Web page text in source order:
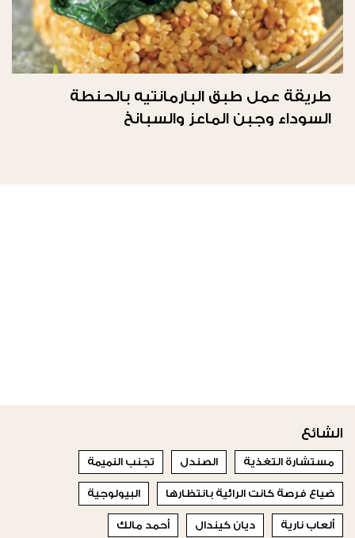
طريقة عمل طبق البارمانتيه بالحنطة
السوداء وجبن الماعز والسبانخ
الشائع
مستشارة التغذية الصندل تجنب النميمة
ضياع فرصة كانت الرائية بانتظارها البيولوجية
ألعاب نارية ديان كيندال أحمد مالك